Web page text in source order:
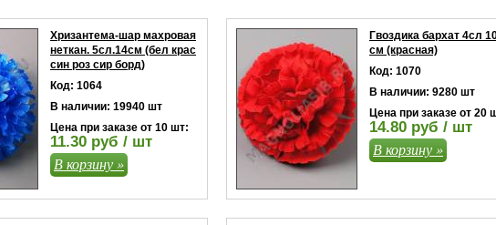
Хризантема-шар махровая
неткан. 5сл.14см (бел крас
син роз сир борд)
Код: 1064
В наличии: 19940 шт
Цена при заказе от 10 шт:
11.30 руб / шт
В корзину »
Гвоздика бархат 4сл
см (красная)
Код: 1070
В наличии: 9280 шт
Цена при заказе от 20
14.80 руб / шт
В корзину »